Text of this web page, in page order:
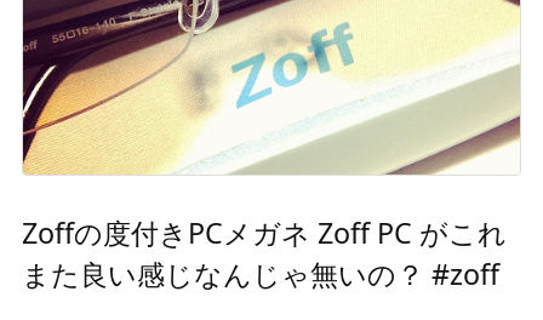
Zoffの度付きPCメガネ Zoff PC がこれ
また良い感じなんじゃ無いの？ #zoff